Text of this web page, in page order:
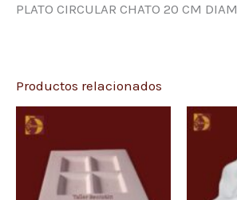
PLATO CIRCULAR CHATO 20 CM DIAM
Productos relacionados